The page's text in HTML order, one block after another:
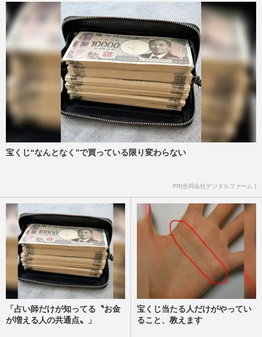
宝くじ“なんとなく”で買っている限り変わらない
PR(合同会社デジタルファーム )
「占い師だけが知ってる〝お金
が増える人の共通点〟」
宝くじ当たる人だけがやってい
ること、教えます